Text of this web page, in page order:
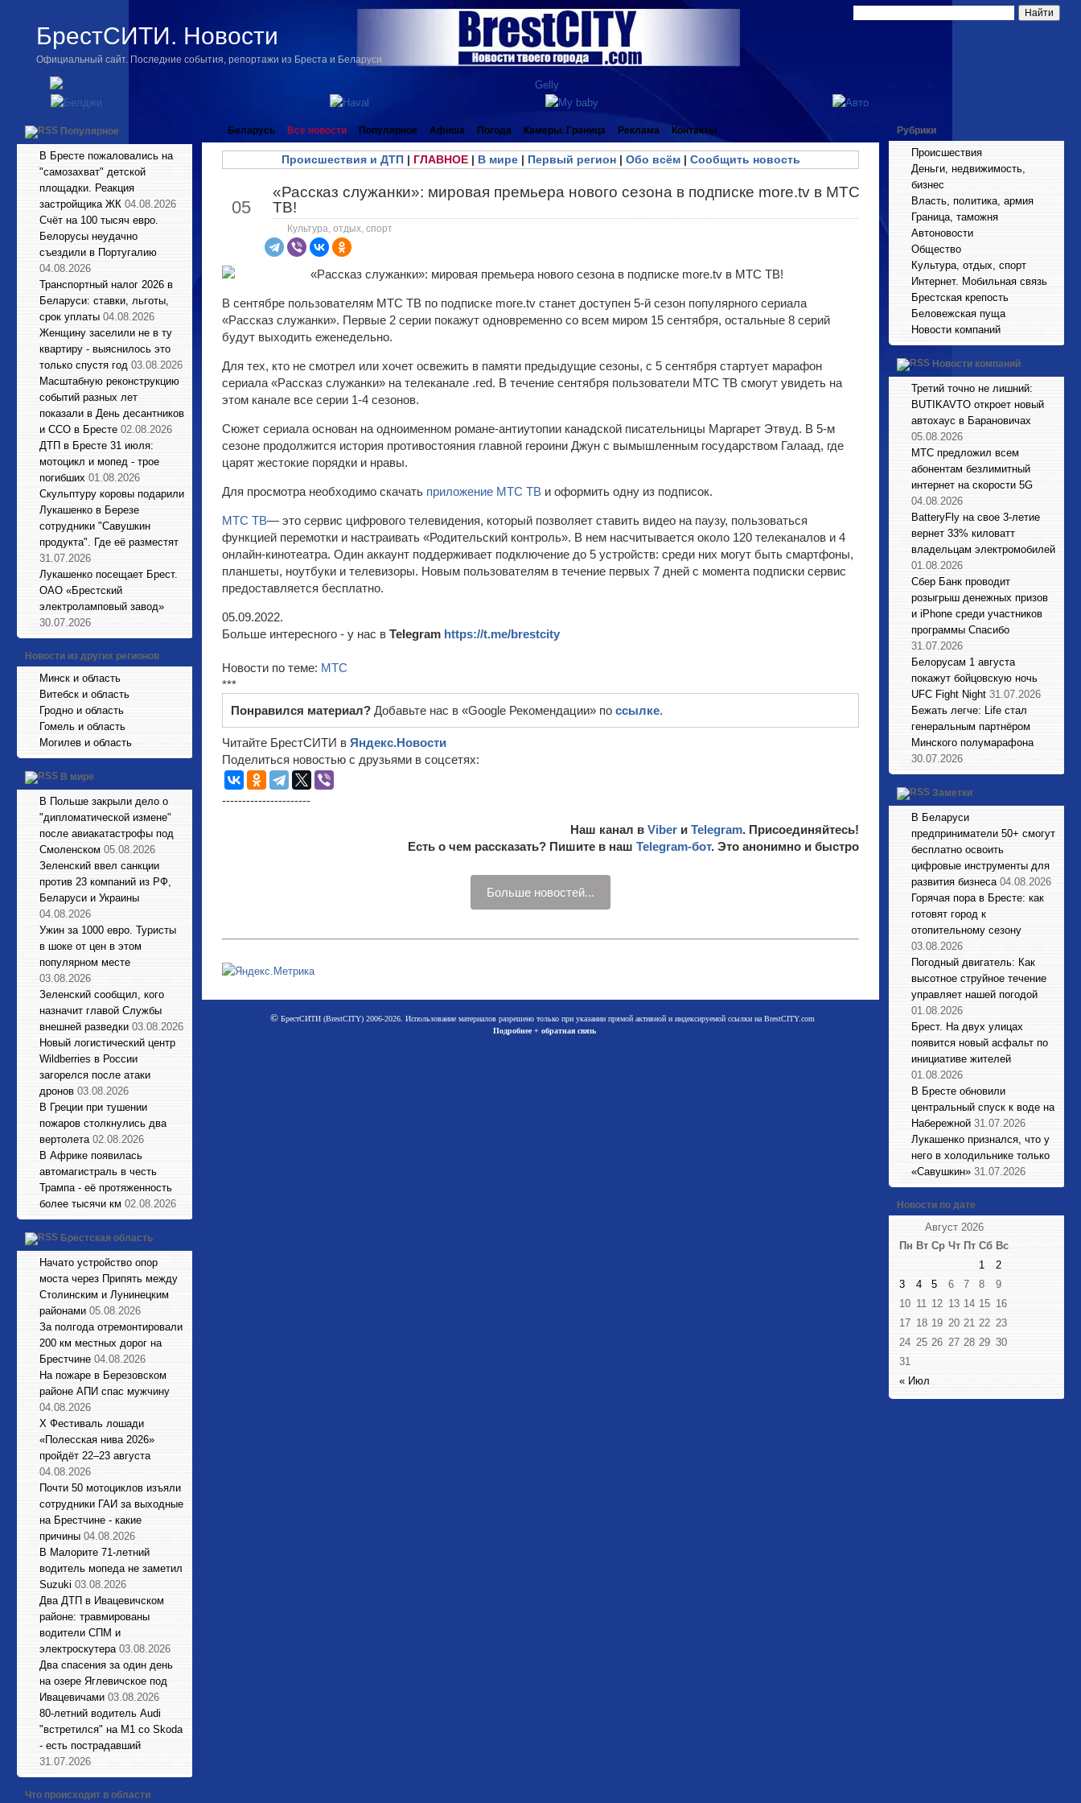
БрестСИТИ. Новости
Официальный сайт. Последние события, репортажи из Бреста и Беларуси
Популярное
В Бресте пожаловались на
"самозахват" детской
площадки. Реакция
застройщика ЖК 04.08.2026
Счёт на 100 тысяч евро.
Белорусы неудачно
съездили в Португалию
04.08.2026
Транспортный налог 2026 в
Беларуси: ставки, льготы,
срок уплаты 04.08.2026
Женщину заселили не в ту
квартиру - выяснилось это
только спустя год 03.08.2026
Масштабную реконструкцию
событий разных лет
показали в День десантников
и ССО в Бресте 02.08.2026
ДТП в Бресте 31 июля:
мотоцикл и мопед - трое
погибших 01.08.2026
Cкульптуру коровы подарили
Лукашенко в Березе
сотрудники "Савушкин
продукта". Где её разместят
31.07.2026
Лукашенко посещает Брест.
ОАО «Брестский
электроламповый завод»
30.07.2026
Новости из других регионов
Минск и область
Витебск и область
Гродно и область
Гомель и область
Могилев и область
В мире
В Польше закрыли дело о
"дипломатической измене"
после авиакатастрофы под
Смоленском 05.08.2026
Зеленский ввел санкции
против 23 компаний из РФ,
Беларуси и Украины
04.08.2026
Ужин за 1000 евро. Туристы
в шоке от цен в этом
популярном месте
03.08.2026
Зеленский сообщил, кого
назначит главой Службы
внешней разведки 03.08.2026
Новый логистический центр
Wildberries в России
загорелся после атаки
дронов 03.08.2026
В Греции при тушении
пожаров столкнулись два
вертолета 02.08.2026
В Африке появилась
автомагистраль в честь
Трампа - её протяженность
более тысячи км 02.08.2026
Брестская область
Начато устройство опор
моста через Припять между
Столинским и Лунинецким
районами 05.08.2026
За полгода отремонтировали
200 км местных дорог на
Брестчине 04.08.2026
На пожаре в Березовском
районе АПИ спас мужчину
04.08.2026
X Фестиваль лошади
«Полесская нива 2026»
пройдёт 22–23 августа
04.08.2026
Почти 50 мотоциклов изъяли
сотрудники ГАИ за выходные
на Брестчине - какие
причины 04.08.2026
В Малорите 71-летний
водитель мопеда не заметил
Suzuki 03.08.2026
Два ДТП в Ивацевичском
районе: травмированы
водители СПМ и
электроскутера 03.08.2026
Два спасения за один день
на озере Яглевичское под
Ивацевичами 03.08.2026
80-летний водитель Audi
"встретился" на М1 со Skoda
- есть пострадавший
31.07.2026
Что происходит в области
Беларусь Все новости Популярное Афиша Погода Камеры. Граница Реклама Контакты
Происшествия и ДТП| ГЛАВНОЕ| В мире| Первый регион| Обо всём| Сообщить новость
05
«Рассказ служанки»: мировая премьера нового сезона в подписке more.tv в МТС
ТВ!
Культура, отдых, спорт
В сентябре пользователям МТС ТВ по подписке more.tv станет доступен 5-й сезон популярного сериала
«Рассказ служанки». Первые 2 серии покажут одновременно со всем миром 15 сентября, остальные 8 серий
будут выходить еженедельно.
Для тех, кто не смотрел или хочет освежить в памяти предыдущие сезоны, с 5 сентября стартует марафон
сериала «Рассказ служанки» на телеканале .red. В течение сентября пользователи МТС ТВ смогут увидеть на
этом канале все серии 1-4 сезонов.
Сюжет сериала основан на одноименном романе-антиутопии канадской писательницы Маргарет Этвуд. В 5-м
сезоне продолжится история противостояния главной героини Джун с вымышленным государством Галаад, где
царят жестокие порядки и нравы.
Для просмотра необходимо скачать приложение МТС ТВ и оформить одну из подписок.
МТС ТВ— это сервис цифрового телевидения, который позволяет ставить видео на паузу, пользоваться
функцией перемотки и настраивать «Родительский контроль». В нем насчитывается около 120 телеканалов и 4
онлайн-кинотеатра. Один аккаунт поддерживает подключение до 5 устройств: среди них могут быть смартфоны,
планшеты, ноутбуки и телевизоры. Новым пользователям в течение первых 7 дней с момента подписки сервис
предоставляется бесплатно.
05.09.2022.
Больше интересного - у нас в Telegram https://t.me/brestcity
Новости по теме: МТС
***
Понравился материал? Добавьте нас в «Google Рекомендации» по ссылке.
Читайте БрестСИТИ в Яндекс.Новости
Поделиться новостью с друзьями в соцсетях:
----------------------
Наш канал в Viber и Telegram. Присоединяйтесь!
Есть о чем рассказать? Пишите в наш Telegram-бот. Это анонимно и быстро
Больше новостей...
©БрестСИТИ (BrestCITY) 2006-2026. Использование материалов разрешено только при указании прямой активной и индексируемой ссылки на BrestCITY.com
Подробнее + обратная связь
Рубрики
Происшествия
Деньги, недвижимость,
бизнес
Власть, политика, армия
Граница, таможня
Автоновости
Общество
Культура, отдых, спорт
Интернет. Мобильная связь
Брестская крепость
Беловежская пуща
Новости компаний
Новости компаний
Третий точно не лишний:
BUTIKAVTO откроет новый
автохаус в Барановичах
05.08.2026
МТС предложил всем
абонентам безлимитный
интернет на скорости 5G
04.08.2026
BatteryFly на свое 3-летие
вернет 33% киловатт
владельцам электромобилей
01.08.2026
Сбер Банк проводит
розыгрыш денежных призов
и iPhone среди участников
программы Спасибо
31.07.2026
Белорусам 1 августа
покажут бойцовскую ночь
UFC Fight Night 31.07.2026
Бежать легче: Life стал
генеральным партнёром
Минского полумарафона
30.07.2026
Заметки
В Беларуси
предприниматели 50+ смогут
бесплатно освоить
цифровые инструменты для
развития бизнеса 04.08.2026
Горячая пора в Бресте: как
готовят город к
отопительному сезону
03.08.2026
Погодный двигатель: Как
высотное струйное течение
управляет нашей погодой
01.08.2026
Брест. На двух улицах
появится новый асфальт по
инициативе жителей
01.08.2026
В Бресте обновили
центральный спуск к воде на
Набережной 31.07.2026
Лукашенко признался, что у
него в холодильнике только
«Савушкин» 31.07.2026
Новости по дате
Август 2026
Пн Вт Ср Чт Пт Сб Вс
« Июл
1
2
3
4 5 6 7 8
9
10 11 12 13 14 15 16
17 18 19 20 21 22 23
24 25 26 27 28 29 30
31